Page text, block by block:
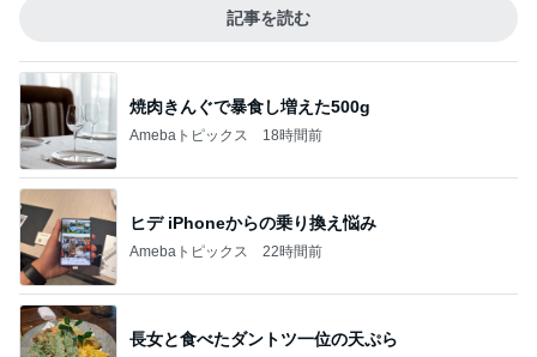
記事を読む
焼肉きんぐで暴食し増えた500g
Amebaトピックス 18時間前
ヒデ iPhoneからの乗り換え悩み
Amebaトピックス 22時間前
長女と食べたダントツ一位の天ぷら